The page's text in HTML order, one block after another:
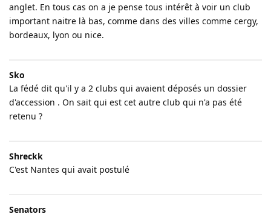
anglet. En tous cas on a je pense tous intérêt à voir un club
important naitre là bas, comme dans des villes comme cergy,
bordeaux, lyon ou nice.
Sko
La fédé dit qu'il y a 2 clubs qui avaient déposés un dossier
d'accession . On sait qui est cet autre club qui n'a pas été
retenu ?
Shreckk
C'est Nantes qui avait postulé
Senators